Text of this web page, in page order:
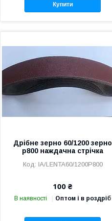
Купити
Дрібне зерно 60/1200 зерно
р800 наждачна стрічка
IA/LENTA60/1200P800
100 ₴
В наявності Оптом і в роздріб